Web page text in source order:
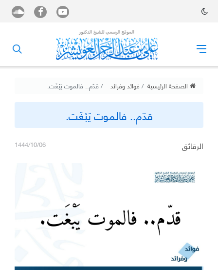
الصفحة الرئيسية فوائد وفرائد ‏قدّم.. فالموت يَبْغَت.
‏قدّم.. فالموت يَبْغَت.
1444/10/06 الرقائق